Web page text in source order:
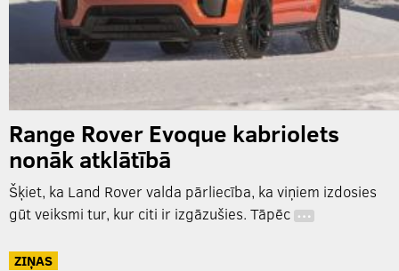
Range Rover Evoque kabriolets
nonāk atklātībā
Šķiet, ka Land Rover valda pārliecība, ka viņiem izdosies
gūt veiksmi tur, kur citi ir izgāzušies. Tāpēc …
ZIŅAS